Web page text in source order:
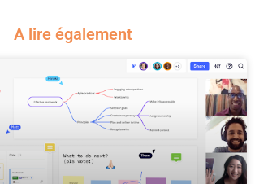
A lire également